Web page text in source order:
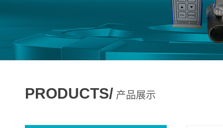
PRODUCTS/ 产品展示